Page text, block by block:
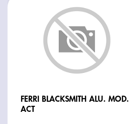
FERRI BLACKSMITH ALU. MOD.
ACT